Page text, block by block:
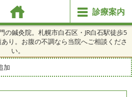
診療案内
の鍼灸院。札幌市白石区・JR白石駅徒歩5
り。お腹の不調なら当院へご相談くださ
い。
加